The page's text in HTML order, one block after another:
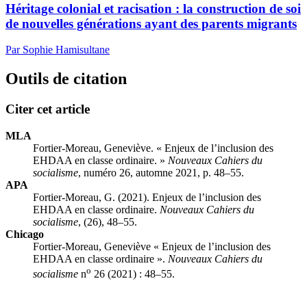
Héritage colonial et racisation : la construction de soi
de nouvelles générations ayant des parents migrants
Par Sophie Hamisultane
Outils de citation
Citer cet article
MLA
Fortier-Moreau, Geneviève. « Enjeux de l’inclusion des
EHDAA en classe ordinaire. » Nouveaux Cahiers du
socialisme, numéro 26, automne 2021, p. 48–55.
APA
Fortier-Moreau, G. (2021). Enjeux de l’inclusion des
EHDAA en classe ordinaire. Nouveaux Cahiers du
socialisme, (26), 48–55.
Chicago
Fortier-Moreau, Geneviève « Enjeux de l’inclusion des
EHDAA en classe ordinaire ». Nouveaux Cahiers du
socialisme no 26 (2021) : 48–55.